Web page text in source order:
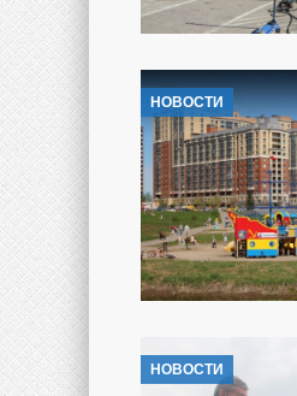
НОВОСТИ
НОВОСТИ